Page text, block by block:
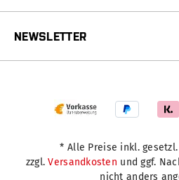
NEWSLETTER
* Alle Preise inkl.
zzgl.Versandkosten und ggf.
nicht anders